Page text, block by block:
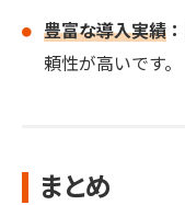
豊富な導入実績 ：
頼性が高いです。
まとめ